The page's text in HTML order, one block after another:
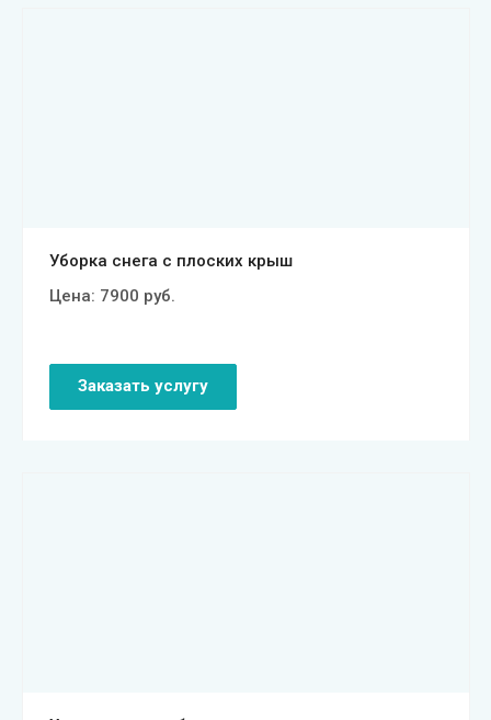
Уборка снега с плоских крыш
Цена: 7900 руб.
Заказать услугу